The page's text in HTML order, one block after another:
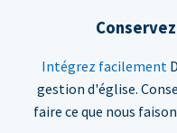
Intégrez facilement
gestion d'église.
faire ce que nous